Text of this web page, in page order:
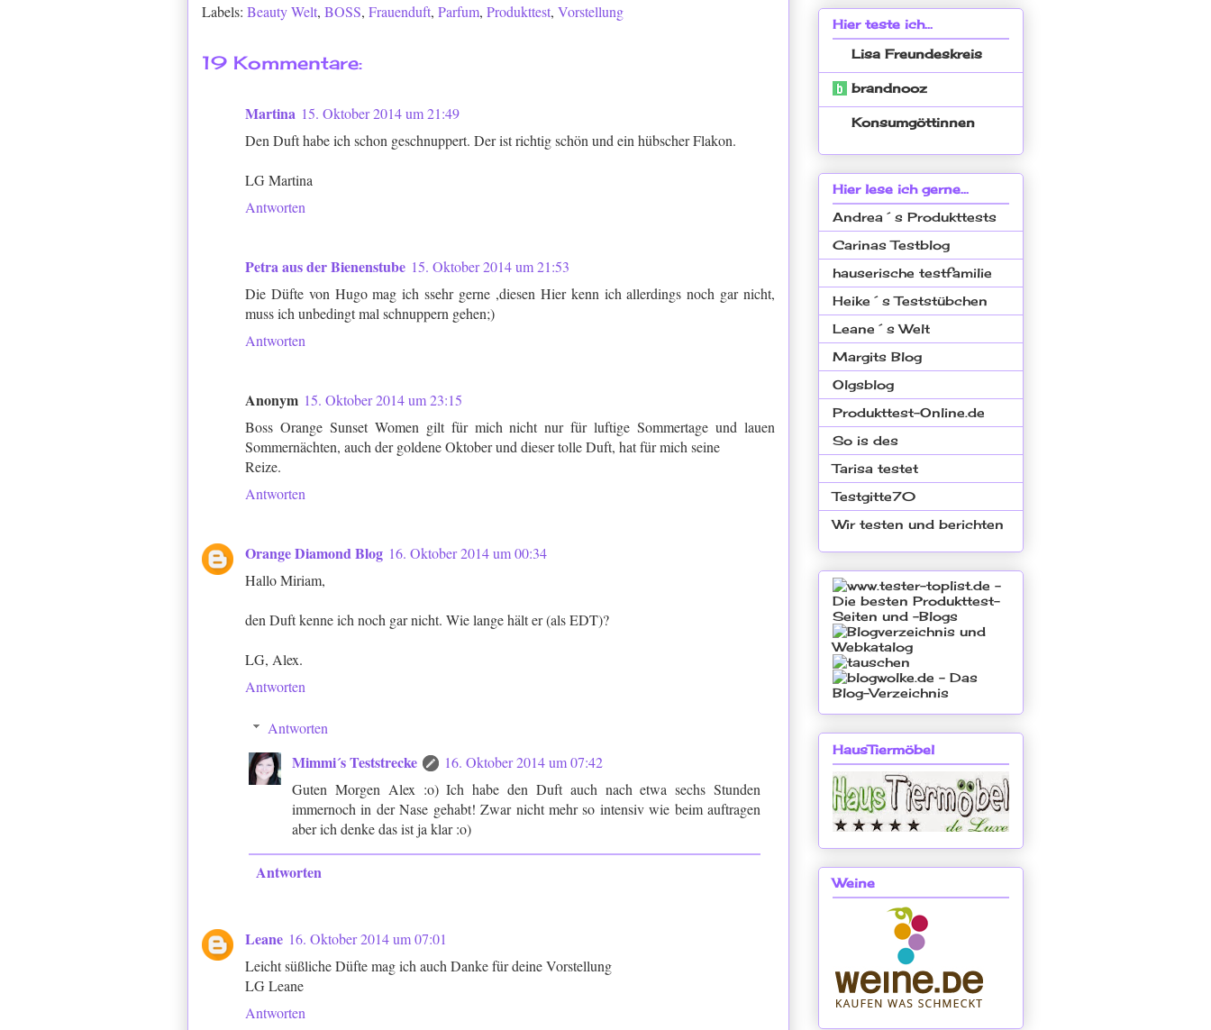
Labels: Beauty Welt, BOSS, Frauenduft, Parfum, Produkttest, Vorstellung
19 Kommentare:
Martina 15. Oktober 2014 um 21:49
Den Duft habe ich schon geschnuppert. Der ist richtig schön und ein hübscher Flakon.
LG Martina
Antworten
Petra aus der Bienenstube 15. Oktober 2014 um 21:53
Die Düfte von Hugo mag ich ssehr gerne ,diesen Hier kenn ich allerdings noch gar nicht,
muss ich unbedingt mal schnuppern gehen;)
Antworten
Anonym 15. Oktober 2014 um 23:15
Boss Orange Sunset Women gilt für mich nicht nur für luftige Sommertage und lauen
Sommernächten, auch der goldene Oktober und dieser tolle Duft, hat für mich seine
Reize.
Antworten
Orange Diamond Blog 16. Oktober 2014 um 00:34
Hallo Miriam,
den Duft kenne ich noch gar nicht. Wie lange hält er (als EDT)?
LG, Alex.
Antworten
Antworten
Mimmi´s Teststrecke
16. Oktober 2014 um 07:42
Guten Morgen Alex :o) Ich habe den Duft auch nach etwa sechs Stunden
immernoch in der Nase gehabt! Zwar nicht mehr so intensiv wie beim auftragen
aber ich denke das ist ja klar :o)
Antworten
Leane 16. Oktober 2014 um 07:01
Leicht süßliche Düfte mag ich auch Danke für deine Vorstellung
LG Leane
Antworten
Hier teste ich...
Lisa Freundeskreis
brandnooz
Konsumgöttinnen
Hier lese ich gerne...
Andrea´s Produkttests
Carinas Testblog
hauserische testfamilie
Heike´s Teststübchen
Leane´s Welt
Margits Blog
Olgsblog
Produkttest-Online.de
So is des
Tarisa testet
Testgitte70
Wir testen und berichten
HausTiermöbel
Weine